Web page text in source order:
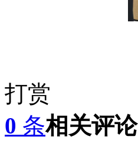
打赏
0 条相关评论